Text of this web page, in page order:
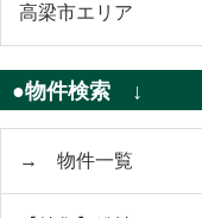
高梁市エリア
●物件検索 ↓
→ 物件一覧